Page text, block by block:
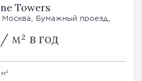
Towers
Москва, Бумажный проезд,
м² в год